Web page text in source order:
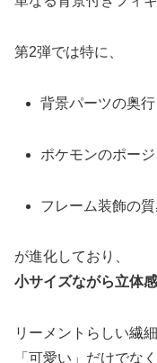
第2弾では特に、
背景パーツの奥行
ポケモンのポー
フレーム装飾の
が進化しており、
小サイズながら立体
リーメントらしい繊
「可愛い」だけでなく